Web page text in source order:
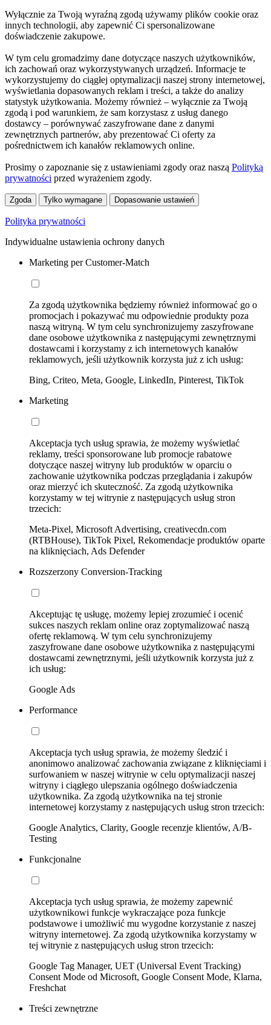
Wyłącznie za Twoją wyraźną zgodą używamy plików cookie oraz
innych technologii, aby zapewnić Ci spersonalizowane
doświadczenie zakupowe.
W tym celu gromadzimy dane dotyczące naszych użytkowników,
ich zachowań oraz wykorzystywanych urządzeń. Informacje te
wykorzystujemy do ciągłej optymalizacji naszej strony internetowej,
wyświetlania dopasowanych reklam i treści, a także do analizy
statystyk użytkowania. Możemy również – wyłącznie za Twoją
zgodą i pod warunkiem, że sam korzystasz z usług danego
dostawcy – porównywać zaszyfrowane dane z danymi
zewnętrznych partnerów, aby prezentować Ci oferty za
pośrednictwem ich kanałów reklamowych online.
Prosimy o zapoznanie się z ustawieniami zgody oraz naszą Polityką
prywatności przed wyrażeniem zgody.
Zgoda Tylko wymagane Dopasowanie ustawień
Polityka prywatności
Indywidualne ustawienia ochrony danych
Marketing per Customer-Match
Za zgodą użytkownika będziemy również informować go o
promocjach i pokazywać mu odpowiednie produkty poza
naszą witryną. W tym celu synchronizujemy zaszyfrowane
dane osobowe użytkownika z następującymi zewnętrznymi
dostawcami i korzystamy z ich internetowych kanałów
reklamowych, jeśli użytkownik korzysta już z ich usług:
Bing, Criteo, Meta, Google, LinkedIn, Pinterest, TikTok
Marketing
Akceptacja tych usług sprawia, że możemy wyświetlać
reklamy, treści sponsorowane lub promocje rabatowe
dotyczące naszej witryny lub produktów w oparciu o
zachowanie użytkownika podczas przeglądania i zakupów
oraz mierzyć ich skuteczność. Za zgodą użytkownika
korzystamy w tej witrynie z następujących usług stron
trzecich:
Meta-Pixel, Microsoft Advertising, creativecdn.com
(RTBHouse), TikTok Pixel, Rekomendacje produktów oparte
na kliknięciach, Ads Defender
Rozszerzony Conversion-Tracking
Akceptując tę usługę, możemy lepiej zrozumieć i ocenić
sukces naszych reklam online oraz zoptymalizować naszą
ofertę reklamową. W tym celu synchronizujemy
zaszyfrowane dane osobowe użytkownika z następującymi
dostawcami zewnętrznymi, jeśli użytkownik korzysta już z
ich usług:
Google Ads
Performance
Akceptacja tych usług sprawia, że możemy śledzić i
anonimowo analizować zachowania związane z kliknięciami i
surfowaniem w naszej witrynie w celu optymalizacji naszej
witryny i ciągłego ulepszania ogólnego doświadczenia
użytkownika. Za zgodą użytkownika na tej stronie
internetowej korzystamy z następujących usług stron trzecich:
Google Analytics, Clarity, Google recenzje klientów, A/B-
Testing
Funkcjonalne
Akceptacja tych usług sprawia, że możemy zapewnić
użytkownikowi funkcje wykraczające poza funkcje
podstawowe i umożliwić mu wygodne korzystanie z naszej
witryny internetowej. Za zgodą użytkownika korzystamy w
tej witrynie z następujących usług stron trzecich:
Google Tag Manager, UET (Universal Event Tracking)
Consent Mode od Microsoft, Google Consent Mode, Klarna,
Freshchat
Treści zewnętrzne